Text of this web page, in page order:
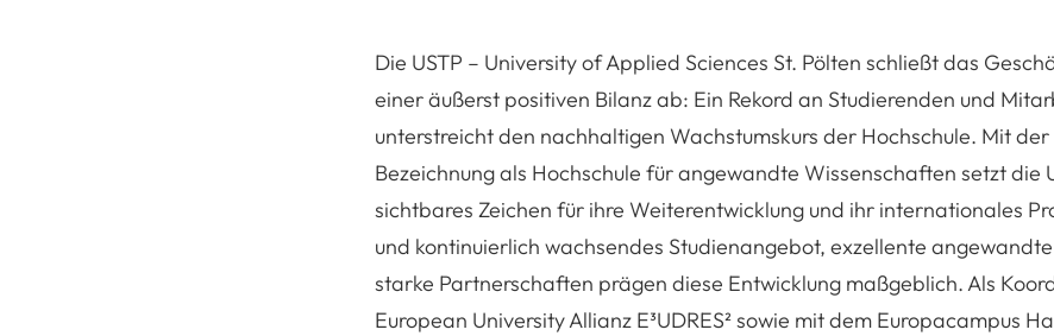
Die USTP – University of Applied Sciences St. Pölten schließt das
einer äußerst positiven Bilanz ab: Ein Rekord an Studierenden und
unterstreicht den nachhaltigen Wachstumskurs der Hochschule. Mit der
Bezeichnung als Hochschule für angewandte Wissenschaften setzt die
sichtbares Zeichen für ihre Weiterentwicklung und ihr internationales
und kontinuierlich wachsendes Studienangebot, exzellente
starke Partnerschaften prägen diese Entwicklung maßgeblich. Als
European University Allianz E³UDRES² sowie mit dem Europacampus